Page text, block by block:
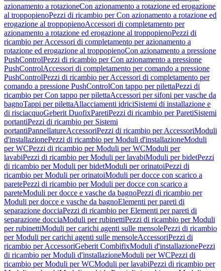
azionamento a rotazioneCon azionamento a rotazione ed erogazione
al troppopienoPezzi di ricambio per Con azionamento a rotazione ed
erogazione al troppopienoAccessori di completamento per
azionamento a rotazione ed erogazione al troppopienoPezzi di
ricambio per Accessori di completamento per azionamento a
rotazione ed erogazione al troppopienoCon azionamento a pressione
PushControlPezzi di ricambio per Con azionamento a pressione
PushControlAccessori di completamento per comando a pressione
PushControlPezzi di ricambio per Accessori di completamento per
comando a pressione PushControlCon tappo per pilettaPezzi di
ricambio per Con tappo per pilettaAccessori per sifoni per vasche da
bagnoTappi per pilettaAllacciamenti idriciSistemi di installazione e
di risciacquoGeberit DuofixParetiPezzi di ricambio per ParetiSistemi
portantiPezzi di ricambio per Sistemi
portantiPannellatureAccessoriPezzi di ricambio per AccessoriModuli
d'installazionePezzi di ricambio per Moduli d'installazioneModuli
per WCPezzi di ricambio per Moduli per WCModuli per
lavabiPezzi di ricambio per Moduli per lavabiModuli per bidetPezzi
di ricambio per Moduli per bidetModuli per orinatoiPezzi di
ricambio per Moduli per orinatoiModuli per docce con scarico a
paretePezzi di ricambio per Moduli per docce con scarico a
pareteModuli per docce e vasche da bagnoPezzi di ricambio per
Moduli per docce e vasche da bagnoElementi per pareti di
separazione docciaPezzi di ricambio per Elementi per pareti di
separazione docciaModuli per rubinettiPezzi di ricambio per Moduli
per rubinettiModuli per carichi agenti sulle mensolePezzi di ricambio
per Moduli per carichi agenti sulle mensoleAccessoriPezzi di
ricambio per AccessoriGeberit CombifixModuli d'installazionePezzi
di ricambio per Moduli d'installazioneModuli per WCPezzi di
ricambio per Moduli per WCModuli per lavabiPezzi di ricambio per